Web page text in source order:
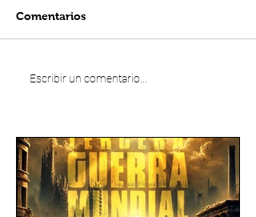
Comentarios
Escribir un comentario...